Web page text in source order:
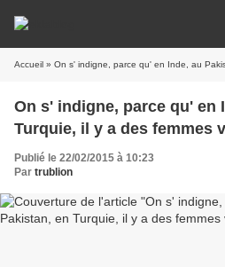
Accueil » On s' indigne, parce qu' en Inde, au
On s' indigne, parce qu' en
Turquie, il y a des femmes
Publié le 22/02/2015 à 10:23
Par trublion